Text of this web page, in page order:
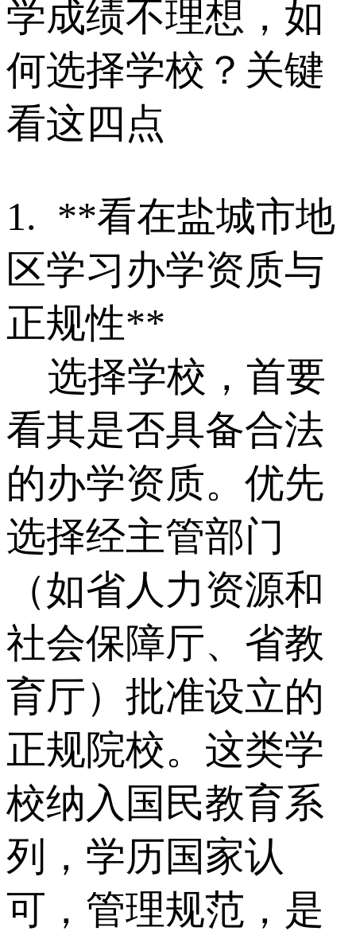
学成绩不理想，如
何选择学校？关键
看这四点
1. **看在盐城市地
区学习办学资质与
正规性**
选择学校，首要
看其是否具备合法
的办学资质。优先
选择经主管部门
（如省人力资源和
社会保障厅、省教
育厅）批准设立的
正规院校。这类学
校纳入国民教育系
列，学历国家认
可，管理规范，是